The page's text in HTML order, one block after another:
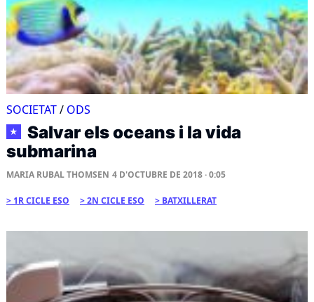
SOCIETAT/ ODS
★
Salvar els oceans i la vida
submarina
MARIA RUBAL THOMSEN 4 D'OCTUBRE DE 2018 · 0:05
1R CICLE ESO 2N CICLE ESO BATXILLERAT